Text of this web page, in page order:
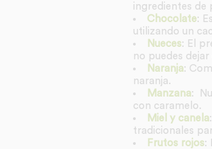
ingredientes de
Chocolate:
utilizando un
Nueces: El
no puedes
Naranja:
naranja.
Manzana:
con caramelo.
Miel y canela
tradicionales
Frutos rojos: